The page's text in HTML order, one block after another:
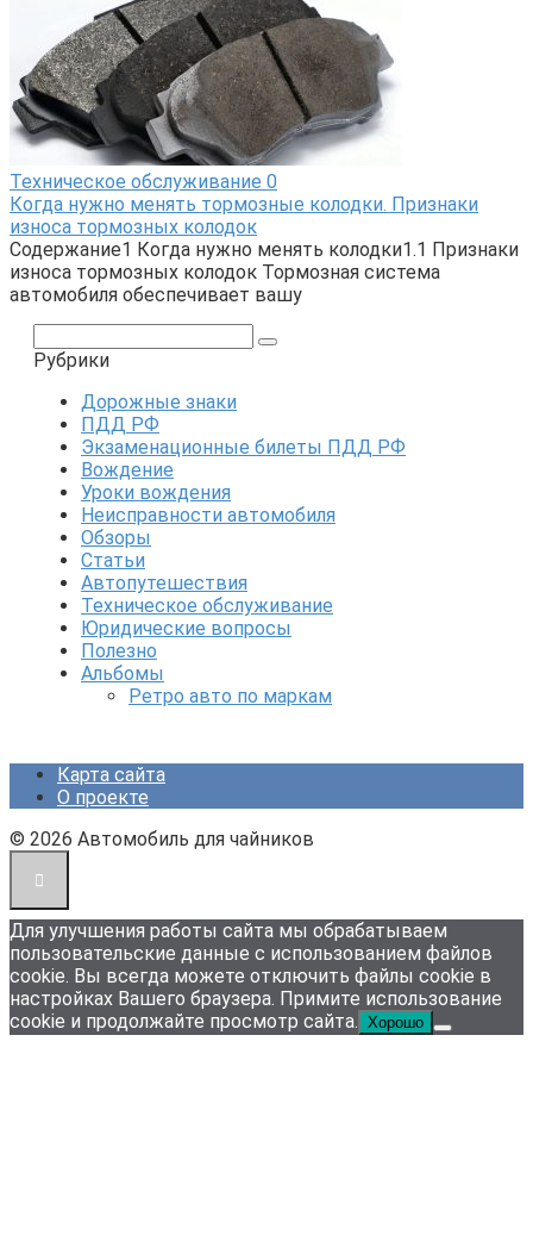
Техническое обслуживание 0
Когда нужно менять тормозные колодки. Признаки
износа тормозных колодок
Содержание1 Когда нужно менять колодки1.1 Признаки
износа тормозных колодок Тормозная система
автомобиля обеспечивает вашу
Рубрики
Дорожные знаки
ПДД РФ
Экзаменационные билеты ПДД РФ
Вождение
Уроки вождения
Неисправности автомобиля
Обзоры
Статьи
Автопутешествия
Техническое обслуживание
Юридические вопросы
Полезно
Альбомы
Ретро авто по маркам
Карта сайта
О проекте
© 2026 Автомобиль для чайников
Для улучшения работы сайта мы обрабатываем
пользовательские данные с использованием файлов
cookie. Вы всегда можете отключить файлы cookie в
настройках Вашего браузера. Примите использование
cookie и продолжайте просмотр сайта. Хорошо